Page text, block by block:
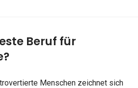
Beruf für
Menschen zeichnet sich